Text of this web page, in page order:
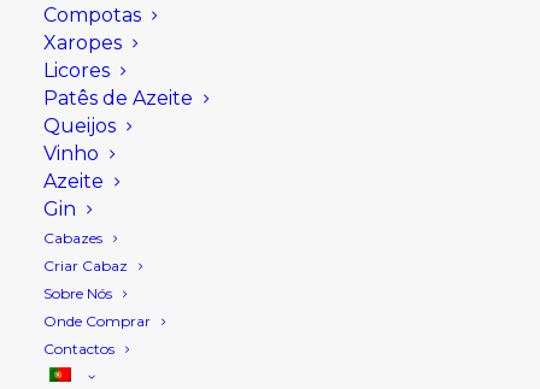
Compotas
Xaropes
Licores
Patês de Azeite
Queijos
Vinho
Azeite
Gin
Cabazes
Criar Cabaz
Sobre Nós
Onde Comprar
Contactos